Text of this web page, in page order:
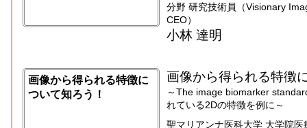
分野 研究技術員（Visionary
CEO）
小林 達明
画像から得られる特徴に
ついて知ろう！
画像から得られる特徴
～The image biomarker
れている2Dの特徴を例に～
聖マリアンナ医科大学 大学院